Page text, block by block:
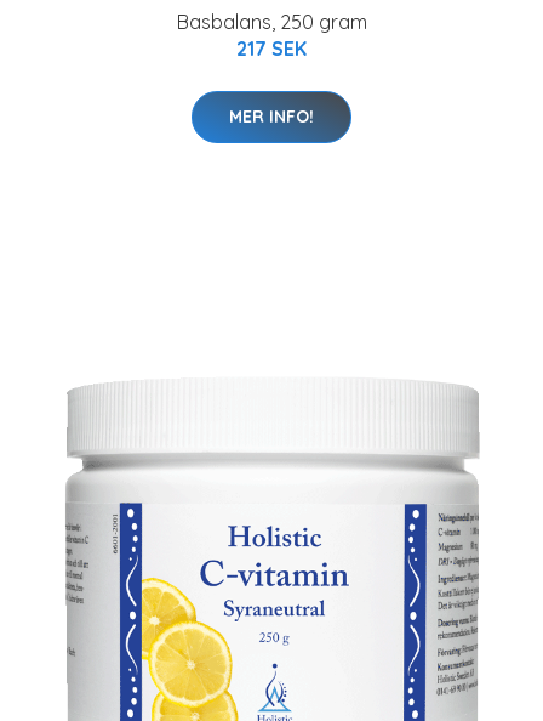
Basbalans, 250 gram
217 SEK
MER INFO!